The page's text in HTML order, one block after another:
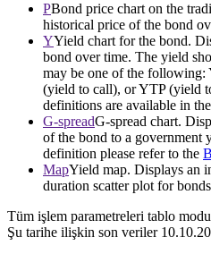
PBond price chart on the
historical price of the bond
YYield chart for the bond.
bond over time. The yield
may be one of the
(yield to call), or YTP (yield
definitions are available in the
G-spreadG-spread chart.
of the bond to a government
definition please refer to the
MapYield map. Displays an
duration scatter plot for
Tüm işlem parametreleri tablo
Şu tarihe ilişkin son veriler